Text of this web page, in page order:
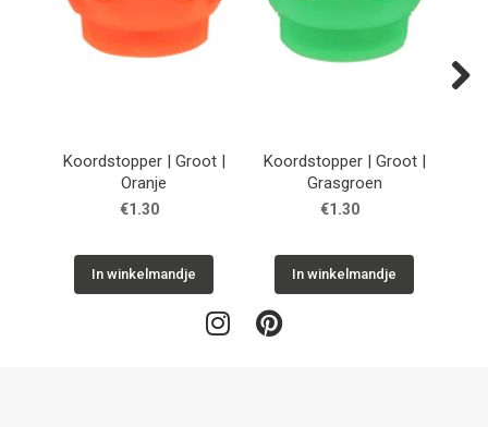
Koordstopper | Groot |
Oranje
€1.30
In winkelmandje
Koordstopper | Groot |
Grasgroen
€1.30
In winkelmandje